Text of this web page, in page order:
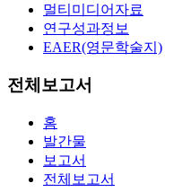
멀티미디어자료
연구성과정보
EAER(영문학술지)
전체보고서
홈
발간물
보고서
전체보고서